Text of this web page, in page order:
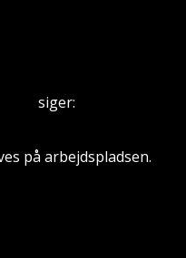
siger:
på arbejdspladsen.